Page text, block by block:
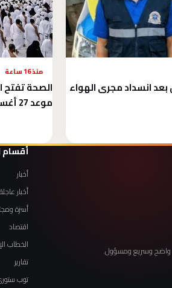
انسداد مجرى الهواء
منذ 16 ساعة
موعد 27 أغسطس
واضح وسريع ومسؤول.
أقسام
أخبار
أخبار عاجلة
أسرة
اقتصاد
الخطاب
تقارير
توب